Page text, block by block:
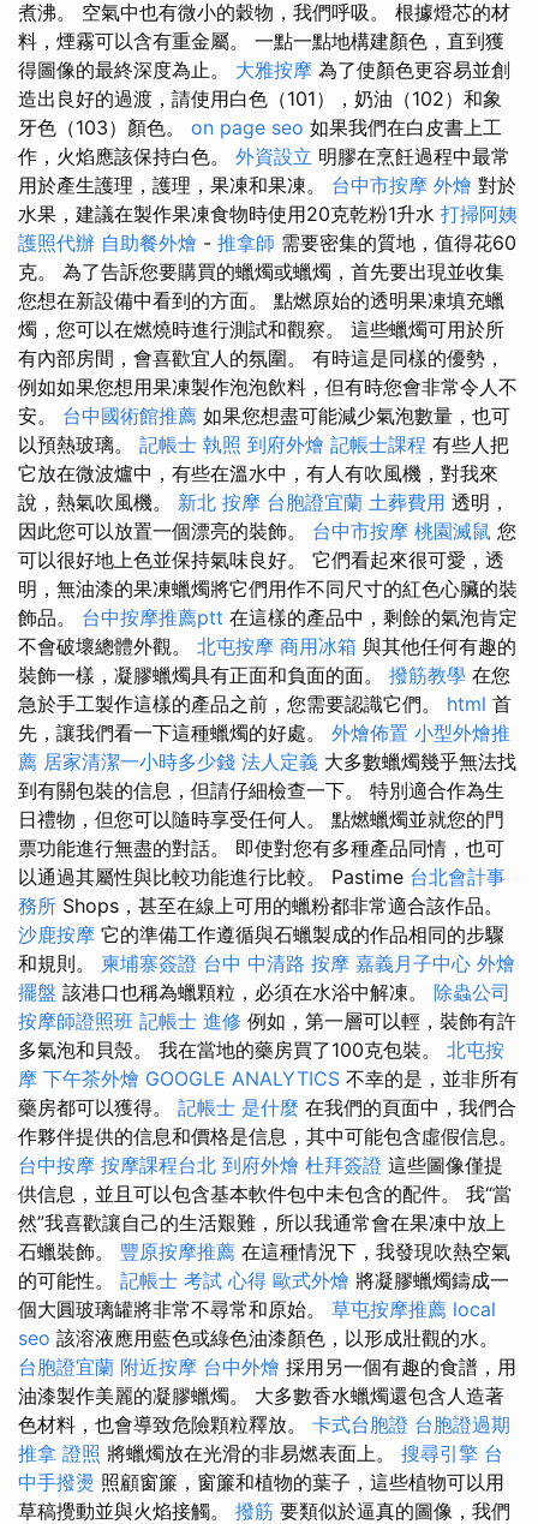
煮沸。 空氣中也有微小的穀物，我們呼吸。 根據燈芯的材
料，煙霧可以含有重金屬。 一點一點地構建顏色，直到獲
得圖像的最終深度為止。 大雅按摩 為了使顏色更容易並創
造出良好的過渡，請使用白色（101），奶油（102）和象
牙色（103）顏色。 on page seo 如果我們在白皮書上工
作，火焰應該保持白色。 外資設立 明膠在烹飪過程中最常
用於產生護理，護理，果凍和果凍。 台中市按摩 外燴 對於
水果，建議在製作果凍食物時使用20克乾粉1升水 打掃阿姨
護照代辦 自助餐外燴 - 推拿師 需要密集的質地，值得花60
克。 為了告訴您要購買的蠟燭或蠟燭，首先要出現並收集
您想在新設備中看到的方面。 點燃原始的透明果凍填充蠟
燭，您可以在燃燒時進行測試和觀察。 這些蠟燭可用於所
有內部房間，會喜歡宜人的氛圍。 有時這是同樣的優勢，
例如如果您想用果凍製作泡泡飲料，但有時您會非常令人不
安。 台中國術館推薦 如果您想盡可能減少氣泡數量，也可
以預熱玻璃。 記帳士 執照 到府外燴 記帳士課程 有些人把
它放在微波爐中，有些在溫水中，有人有吹風機，對我來
說，熱氣吹風機。 新北 按摩 台胞證宜蘭 土葬費用 透明，
因此您可以放置​​一個漂亮的裝飾。 台中市按摩 桃園滅鼠 您
可以很好地上色並保持氣味良好。 它們看起來很可愛，透
明，無油漆的果凍蠟燭將它們用作不同尺寸的紅色心臟的裝
飾品。 台中按摩推薦ptt 在這樣的產品中，剩餘的氣泡肯定
不會破壞總體外觀。 北屯按摩 商用冰箱 與其他任何有趣的
裝飾一樣，凝膠蠟燭具有正面和負面的面。 撥筋教學 在您
急於手工製作這樣的產品之前，您需要認識它們。 html 首
先，讓我們看一下這種蠟燭的好處。 外燴佈置 小型外燴推
薦 居家清潔一小時多少錢 法人定義 大多數蠟燭幾乎無法找
到有關包裝的信息，但請仔細檢查一下。 特別適合作為生
日禮物，但您可以隨時享受任何人。 點燃蠟燭並就您的門
票功能進行無盡的對話。 即使對您有多種產品同情，也可
以通過其屬性與比較功能進行比較。 Pastime 台北會計事
務所 Shops，甚至在線上可用的蠟粉都非常適合該作品。
沙鹿按摩 它的準備工作遵循與石蠟製成的作品相同的步驟
和規則。 柬埔寨簽證 台中 中清路 按摩 嘉義月子中心 外燴
擺盤 該港口也稱為蠟顆粒，必須在水浴中解凍。 除蟲公司
按摩師證照班 記帳士 進修 例如，第一層可以輕，裝飾有許
多氣泡和貝殼。 我在當地的藥房買了100克包裝。 北屯按
摩 下午茶外燴 GOOGLE ANALYTICS 不幸的是，並非所有
藥房都可以獲得。 記帳士 是什麼 在我們的頁面中，我們合
作夥伴提供的信息和價格是信息，其中可能包含虛假信息。
台中按摩 按摩課程台北 到府外燴 杜拜簽證 這些圖像僅提
供信息，並且可以包含基本軟件包中未包含的配件。 我“當
然”我喜歡讓自己的生活艱難，所以我通常會在果凍中放上
石蠟裝飾。 豐原按摩推薦 在這種情況下，我發現吹熱空氣
的可能性。 記帳士 考試 心得 歐式外燴 將凝膠蠟燭鑄成一
個大圓玻璃罐將非常不尋常和原始。 草屯按摩推薦 local
seo 該溶液應用藍色或綠色油漆顏色，以形成壯觀的水。
台胞證宜蘭 附近按摩 台中外燴 採用另一個有趣的食譜，用
油漆製作美麗的凝膠蠟燭。 大多數香水蠟燭還包含人造著
色材料，也會導致危險顆粒釋放。 卡式台胞證 台胞證過期
推拿 證照 將蠟燭放在光滑的非易燃表面上。 搜尋引擎 台
中手撥燙 照顧窗簾，窗簾和植物的葉子，這些植物可以用
草稿攪動並與火焰接觸。 撥筋 要類似於逼真的圖像，我們